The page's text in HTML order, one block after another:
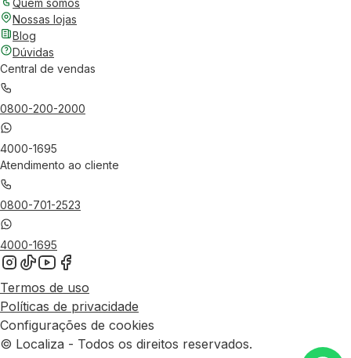
Quem somos
Nossas lojas
Blog
Dúvidas
Central de vendas
0800-200-2000
4000-1695
Atendimento ao cliente
0800-701-2523
4000-1695
Termos de uso
Políticas de privacidade
Configurações de cookies
© Localiza - Todos os direitos reservados.